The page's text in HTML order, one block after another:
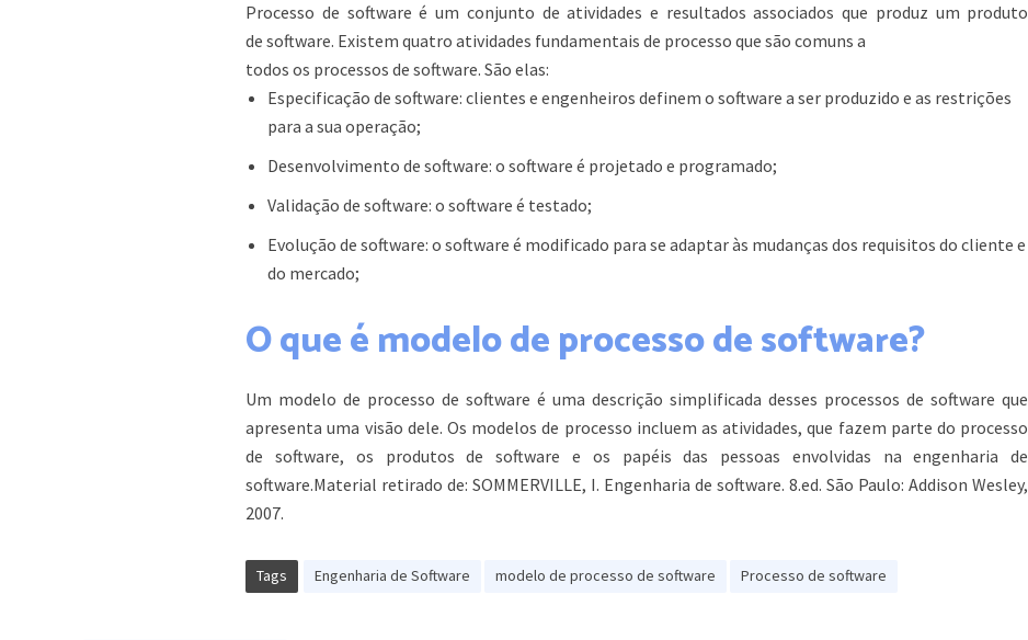
Processo de software é um conjunto de atividades e resultados associados que produz um produto
de software. Existem quatro atividades fundamentais de processo que são comuns a
todos os processos de software. São elas:
Especificação de software: clientes e engenheiros definem o software a ser produzido e as restrições
para a sua operação;
Desenvolvimento de software: o software é projetado e programado;
Validação de software: o software é testado;
Evolução de software: o software é modificado para se adaptar às mudanças dos requisitos do cliente e
do mercado;
O que é modelo de processo de software?
Um modelo de processo de software é uma descrição simplificada desses processos de software que
apresenta uma visão dele. Os modelos de processo incluem as atividades, que fazem parte do processo
de software, os produtos de software e os papéis das pessoas envolvidas na engenharia de
software.Material retirado de: SOMMERVILLE, I. Engenharia de software. 8.ed. São Paulo: Addison Wesley,
2007.
Tags Engenharia de Software modelo de processo de software Processo de software